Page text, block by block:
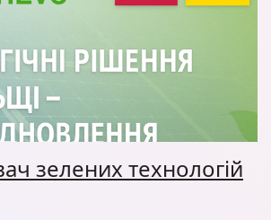
зелених технологій